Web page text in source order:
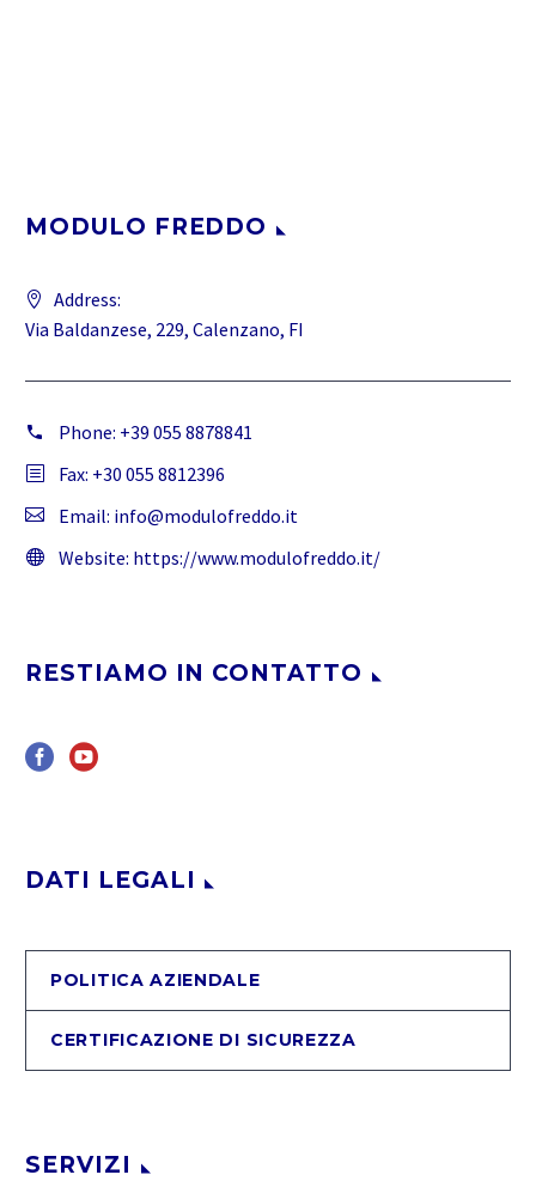
MODULO FREDDO
Address:
Via Baldanzese, 229, Calenzano, FI
Phone: +39 055 8878841
Fax: +30 055 8812396
Email: info@modulofreddo.it
Website: https://www.modulofreddo.it/
RESTIAMO IN CONTATTO
DATI LEGALI
POLITICA AZIENDALE
CERTIFICAZIONE DI SICUREZZA
SERVIZI